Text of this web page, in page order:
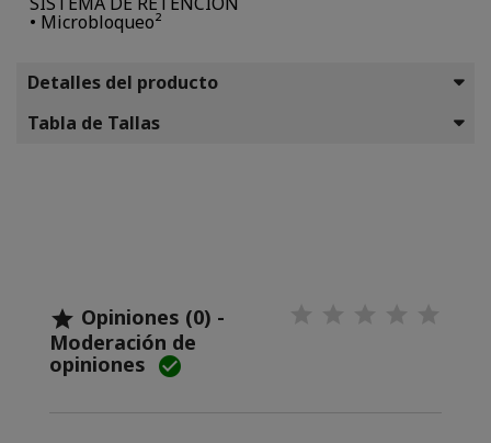
• Microbloqueo²
Detalles del producto
Tabla de Tallas
 Opiniones (0) -
Moderación de
opiniones 